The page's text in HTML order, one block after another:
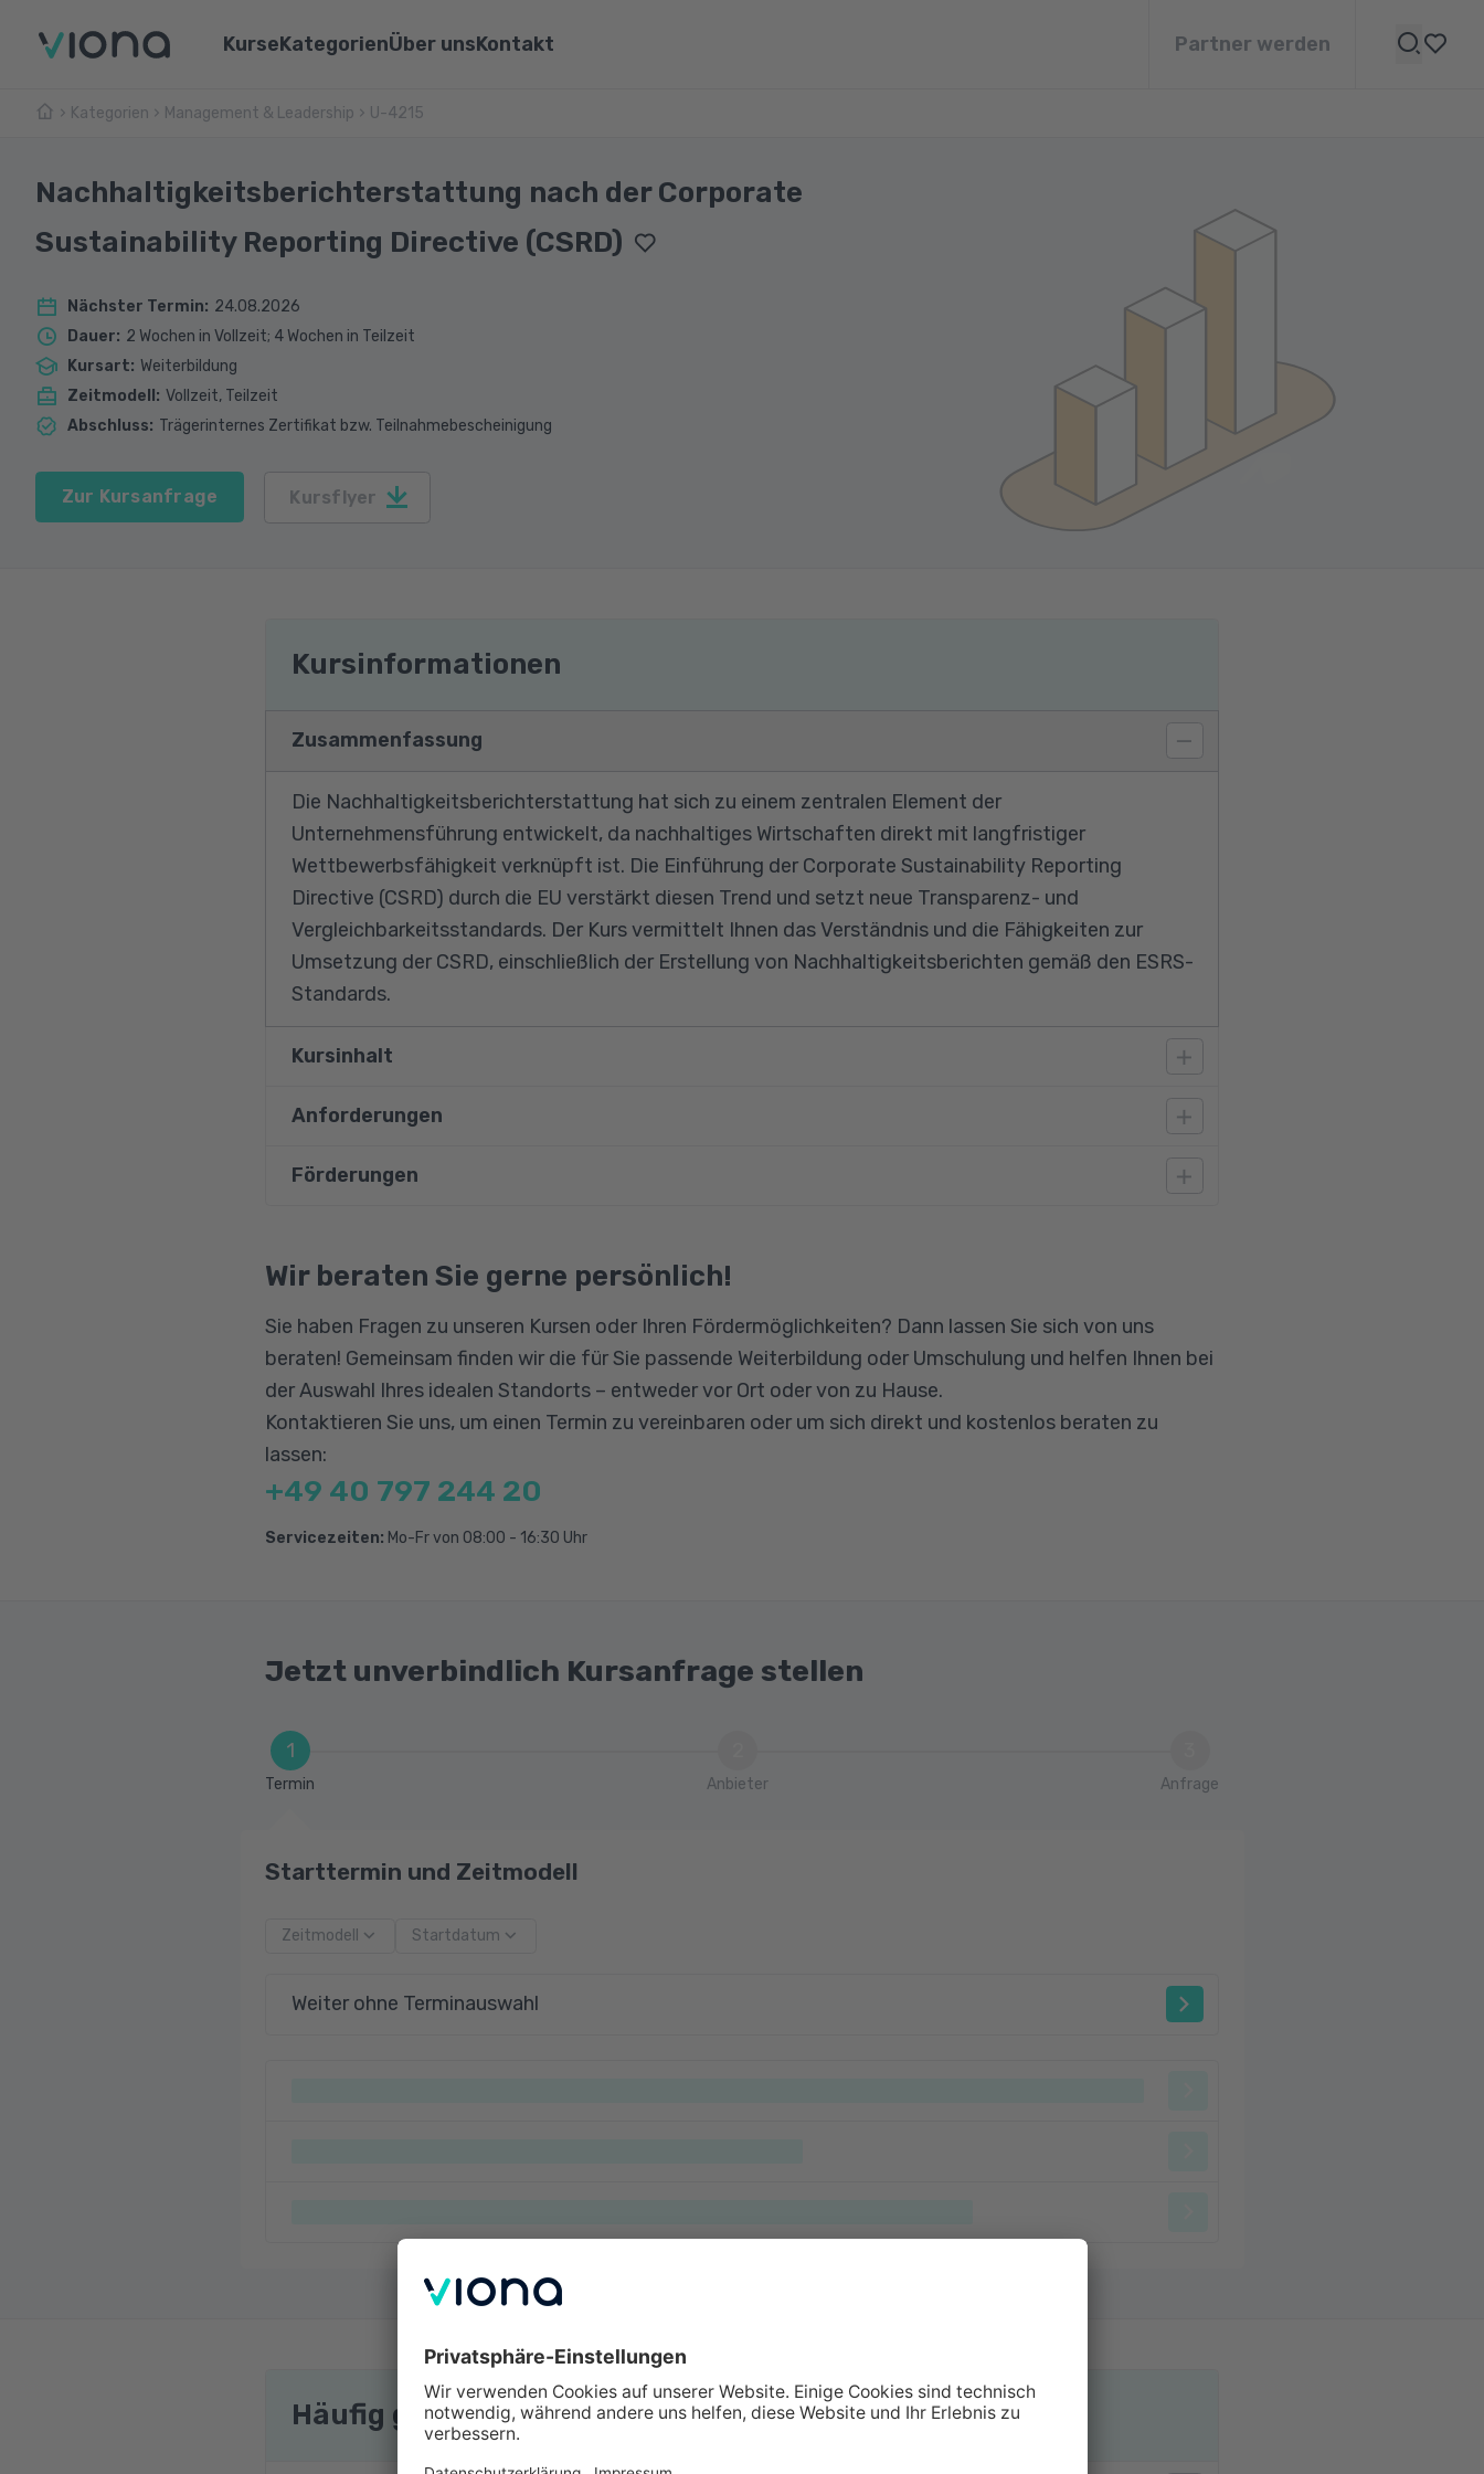
Kurse
Umschulungen
Kategorien
Pflege & Medizin
Über uns
Lernen mit Viona
Kontakt Partner werden
Kategorien Management & Leadership U-4215
Nachhaltigkeitsberichterstattung nach der Corporate
Sustainability Reporting Directive (CSRD)
Nächster Termin: 24.08.2026
Dauer: 2 Wochen in Vollzeit; 4 Wochen in Teilzeit
Kursart: Weiterbildung
Zeitmodell : Vollzeit, Teilzeit
Abschluss: Trägerinternes Zertifikat bzw. Teilnahmebescheinigung
Zur Kursanfrage Kursflyer
Kursinformationen
Zusammenfassung
Die Nachhaltigkeitsberichterstattung hat sich zu einem zentralen Element der
Unternehmensführung entwickelt, da nachhaltiges Wirtschaften direkt mit langfristiger
Wettbewerbsfähigkeit verknüpft ist. Die Einführung der Corporate Sustainability Reporting
Directive (CSRD) durch die EU verstärkt diesen Trend und setzt neue Transparenz- und
Vergleichbarkeitsstandards. Der Kurs vermittelt Ihnen das Verständnis und die Fähigkeiten zur
Umsetzung der CSRD, einschließlich der Erstellung von Nachhaltigkeitsberichten gemäß den ESRS-
Standards.
Kursinhalt
Corporate Sustainability Reporting Directive (CSRD)
Strategie, Governance und Auswirkungsmanagement
ESRS-Sozialstandards
Governance-Aspekt
Prüfungs- und Assurance-Prozesse
Kommunikation und Stakeholder-Engagement
Anforderungen
Der Kurs setzt Grundkenntnisse im Umwelt- oder Nachhaltigkeitsmanagement voraus. Außerdem
Förderungen
Qualifizierungschancengesetz
Wir beraten Sie gerne persönlich!
Sie haben Fragen zu unseren Kursen oder Ihren Fördermöglichkeiten? Dann lassen Sie sich von uns
beraten! Gemeinsam finden wir die für Sie passende Weiterbildung oder Umschulung und helfen Ihnen bei
der Auswahl Ihres idealen Standorts – entweder vor Ort oder von zu Hause.
Kontaktieren Sie uns, um einen Termin zu vereinbaren oder um sich direkt und kostenlos beraten zu
lassen:
+49 40 797 244 20
Servicezeiten: Mo-Fr von 08:00 - 16:30 Uhr
Jetzt unverbindlich Kursanfrage stellen
1
Termin Anbieter Anfrage
Starttermin und Zeitmodell
Zeitmodell Startdatum
Weiter ohne Terminauswahl
Häufig gestellte Fragen zu Weiterbildungen